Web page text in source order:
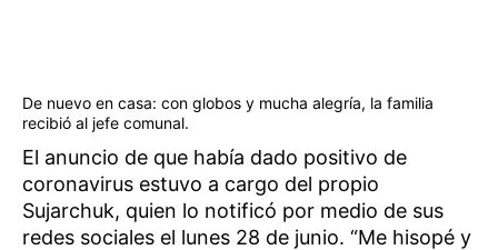
De nuevo en casa: con globos y mucha alegría, la familia
recibió al jefe comunal.
El anuncio de que había dado positivo de
coronavirus estuvo a cargo del propio
Sujarchuk, quien lo notificó por medio de sus
redes sociales el lunes 28 de junio. “Me hisopé y